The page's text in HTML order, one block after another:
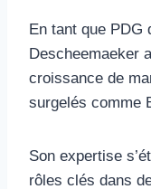
En tant que PDG
Descheemaeker
croissance de
surgelés comme
Son expertise
rôles clés dans